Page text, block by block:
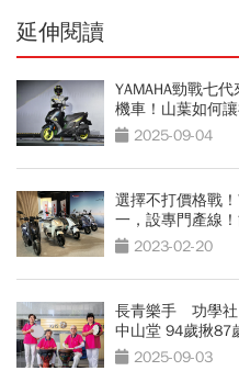
延伸閱讀
YAMAHA勁戰七
機車！山葉如何
2025-09-04
選擇不打價格戰
一，設專門產線
2023-02-20
長青樂手 功學社
中山堂 94歲揪87
2025-09-03